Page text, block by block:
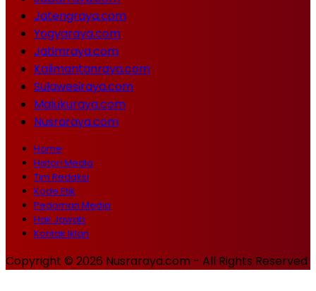
Jatengraya.com
Yogyaraya.com
Jatimraya.com
Kalimantanraya.com
Sulawesiraya.com
Malukuraya.com
Nusraraya.com
Home
Histori Media
Tim Redaksi
Kode Etik
Pedoman Media
Hak Jawab
Kontak Iklan
Copyright © 2026 Nusraraya.com - All Rights Reserved